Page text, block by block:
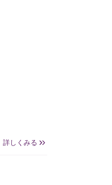
詳しくみる